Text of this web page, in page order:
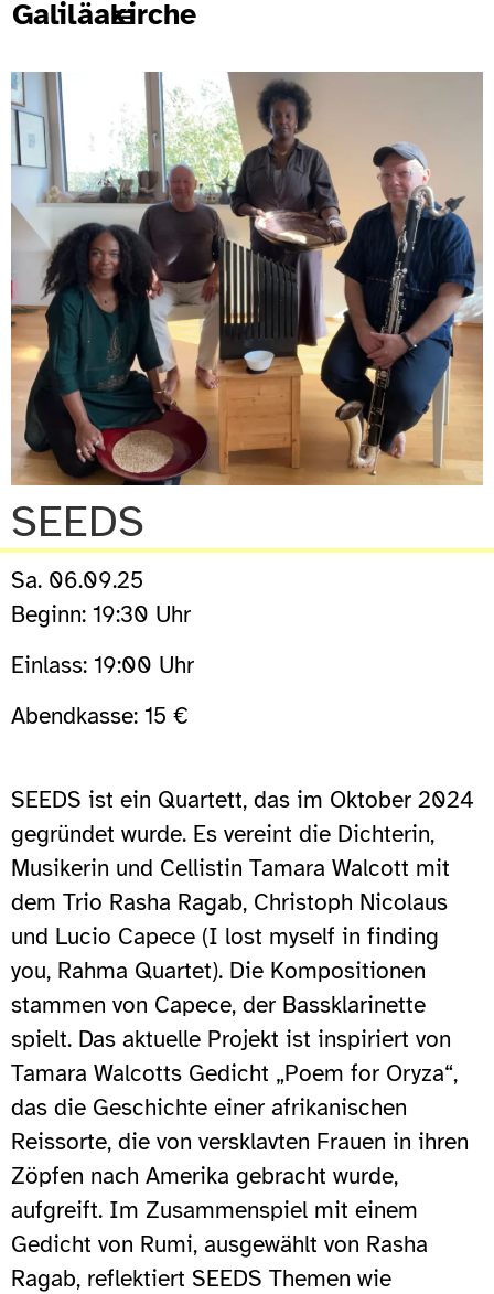
Galiläakirche
SEEDS
Sa. 06.09.25
Beginn: 19:30 Uhr
Einlass: 19:00 Uhr
Abendkasse: 15 €
SEEDS ist ein Quartett, das im Oktober 2024
gegründet wurde. Es vereint die Dichterin,
Musikerin und Cellistin Tamara Walcott mit
dem Trio Rasha Ragab, Christoph Nicolaus
und Lucio Capece (I lost myself in finding
you, Rahma Quartet). Die Kompositionen
stammen von Capece, der Bassklarinette
spielt. Das aktuelle Projekt ist inspiriert von
Tamara Walcotts Gedicht „Poem for Oryza“,
das die Geschichte einer afrikanischen
Reissorte, die von versklavten Frauen in ihren
Zöpfen nach Amerika gebracht wurde,
aufgreift. Im Zusammenspiel mit einem
Gedicht von Rumi, ausgewählt von Rasha
Ragab, reflektiert SEEDS Themen wie